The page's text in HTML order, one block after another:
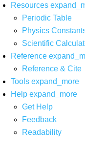
Resources
Periodic Table
Physics
Scientific
Reference
Reference & Cite
Tools expand_more
Help expand_more
Get Help
Feedback
Readability